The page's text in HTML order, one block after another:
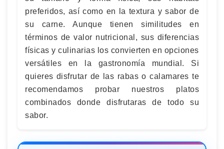
preferidos, así como en la textura y sabor de
su carne. Aunque tienen similitudes en
términos de valor nutricional, sus diferencias
físicas y culinarias los convierten en opciones
versátiles en la gastronomía mundial. Si
quieres disfrutar de las rabas o calamares te
recomendamos probar nuestros platos
combinados donde disfrutaras de todo su
sabor.